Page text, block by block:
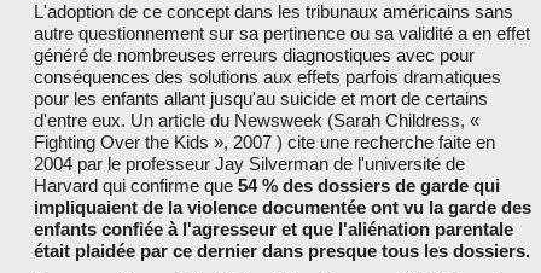
L'adoption de ce concept dans les tribunaux américains sans
autre questionnement sur sa pertinence ou sa validité a en effet
généré de nombreuses erreurs diagnostiques avec pour
conséquences des solutions aux effets parfois dramatiques
pour les enfants allant jusqu'au suicide et mort de certains
d'entre eux. Un article du Newsweek (Sarah Childress, «
Fighting Over the Kids », 2007 ) cite une recherche faite en
2004 par le professeur Jay Silverman de l'université de
Harvard qui confirme que 54 % des dossiers de garde qui
impliquaient de la violence documentée ont vu la garde des
enfants confiée à l'agresseur et que l'aliénation parentale
était plaidée par ce dernier dans presque tous les dossiers.